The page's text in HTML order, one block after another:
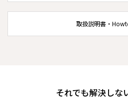
取扱説明書・
それでも解決し